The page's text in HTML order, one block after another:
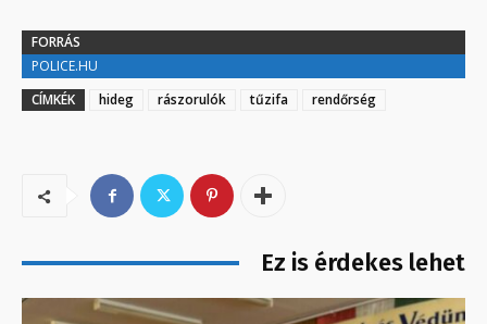
FORRÁS
POLICE.HU
CÍMKÉK
hideg rászorulók tűzifa rendőrség
Ez is érdekes lehet